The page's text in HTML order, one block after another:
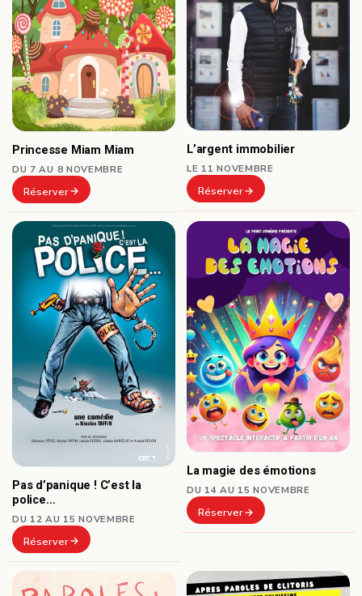
Princesse Miam Miam
DU 7 AU 8 NOVEMBRE
Réserver
L’argent immobilier
LE 11 NOVEMBRE
Réserver
Pas d’panique ! C’est la
police…
DU 12 AU 15 NOVEMBRE
Réserver
La magie des émotions
DU 14 AU 15 NOVEMBRE
Réserver